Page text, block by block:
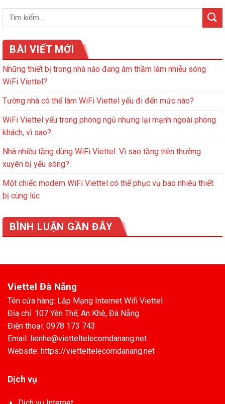
BÀI VIẾT MỚI
Những thiết bị trong nhà nào đang âm thầm làm nhiễu sóng
WiFi Viettel?
Tường nhà có thể làm WiFi Viettel yếu đi đến mức nào?
WiFi Viettel yếu trong phòng ngủ nhưng lại mạnh ngoài phòng
khách, vì sao?
Nhà nhiều tầng dùng WiFi Viettel: Vì sao tầng trên thường
xuyên bị yếu sóng?
Một chiếc modem WiFi Viettel có thể phục vụ bao nhiêu thiết
bị cùng lúc
BÌNH LUẬN GẦN ĐÂY
Viettel Đà Nẵng
Tên cửa hàng: Lắp Mạng Internet Wifi Viettel
Địa chỉ: 107 Yên Thế, An Khê, Đà Nẵng
Điện thoại: 0978 173 743
Email: lienhe@vietteltelecomdanang.net
Website: https://vietteltelecomdanang.net
Dịch vụ